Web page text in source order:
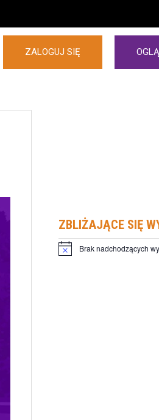
ZALOGUJ SIĘ
ZBLIŻAJĄCE SIĘ
Powiadomienie
Brak nadchodzących